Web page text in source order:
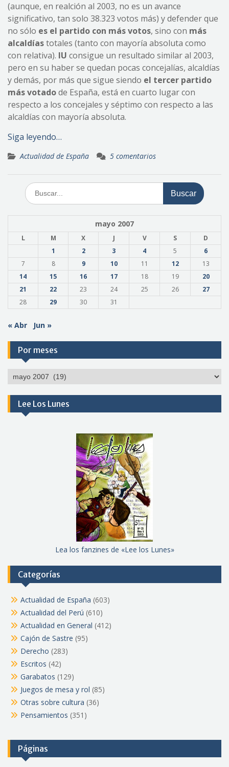
(aunque, en realción al 2003, no es un avance
significativo, tan solo 38.323 votos más) y defender que
no sólo es el partido con más votos, sino con más
alcaldíastotales (tanto con mayoría absoluta como
con relativa). IU consigue un resultado similar al 2003,
pero en su haber se quedan pocas concejalías, alcaldías
y demás, por más que sigue siendo el tercer partido
más votadode España, está en cuarto lugar con
respecto a los concejales y séptimo con respecto a las
alcaldías con mayoría absoluta.
Siga leyendo…
Actualidad de España 5 comentarios
Buscar:
mayo 2007
L M X J V S
D
1
2 3 4 5
6
7
8 9 10 11 12
13
14
15 16 17 18 19
20
21
22 23 24 25 26
27
28
29 30 31
« Abr Jun »
Por meses
Por
Lee Los Lunes
Lea los fanzines de «Lee los Lunes»
Categorías
Actualidad de España (603)
Actualidad del Perú (610)
Actualidad en General (412)
Cajón de Sastre (95)
Derecho (283)
Escritos (42)
Garabatos (129)
Juegos de mesa y rol (85)
Otras sobre cultura (36)
Pensamientos (351)
Páginas